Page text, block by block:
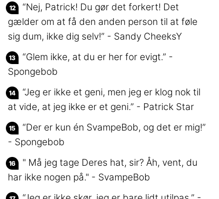
“Nej, Patrick! Du gør det forkert! Det
gælder om at få den anden person til at føle
sig dum, ikke dig selv!” - Sandy CheeksY
“Glem ikke, at du er her for evigt.” -
Spongebob
“Jeg er ikke et geni, men jeg er klog nok til
at vide, at jeg ikke er et geni.” - Patrick Star
“Der er kun én SvampeBob, og det er mig!”
- Spongebob
" Må jeg tage Deres hat, sir? Åh, vent, du
har ikke nogen på." - SvampeBob